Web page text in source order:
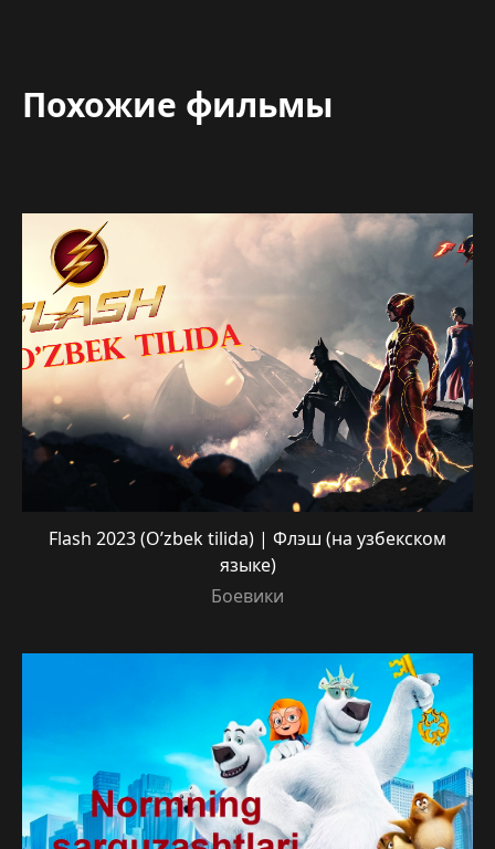
Похожие фильмы
Flash 2023 (O’zbek tilida) | Флэш (на узбекском
языке)
Боевики